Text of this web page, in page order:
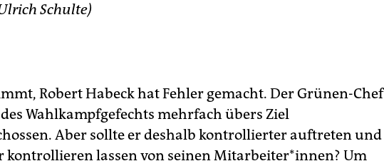
Schulte)
Robert Habeck hat Fehler gemacht. Der Grünen-Chef
Wahlkampfgefechts mehrfach übers Ziel
Aber sollte er deshalb kontrollierter auftreten und
kontrollieren lassen von seinen Mitarbeiter*innen? Um